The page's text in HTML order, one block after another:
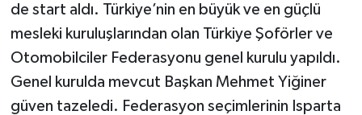
de start aldı. Türkiye’nin en büyük ve en güçlü
mesleki kuruluşlarından olan Türkiye Şoförler ve
Otomobilciler Federasyonu genel kurulu yapıldı.
Genel kurulda mevcut Başkan Mehmet Yiğiner
güven tazeledi. Federasyon seçimlerinin Isparta